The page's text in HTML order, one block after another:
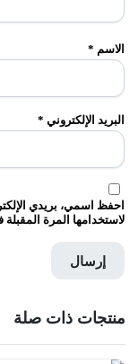
الاسم *
البريد الإلكتروني *
احفظ اسمي، بريدي
لاستخدامها المرة
منتجات ذات صلة